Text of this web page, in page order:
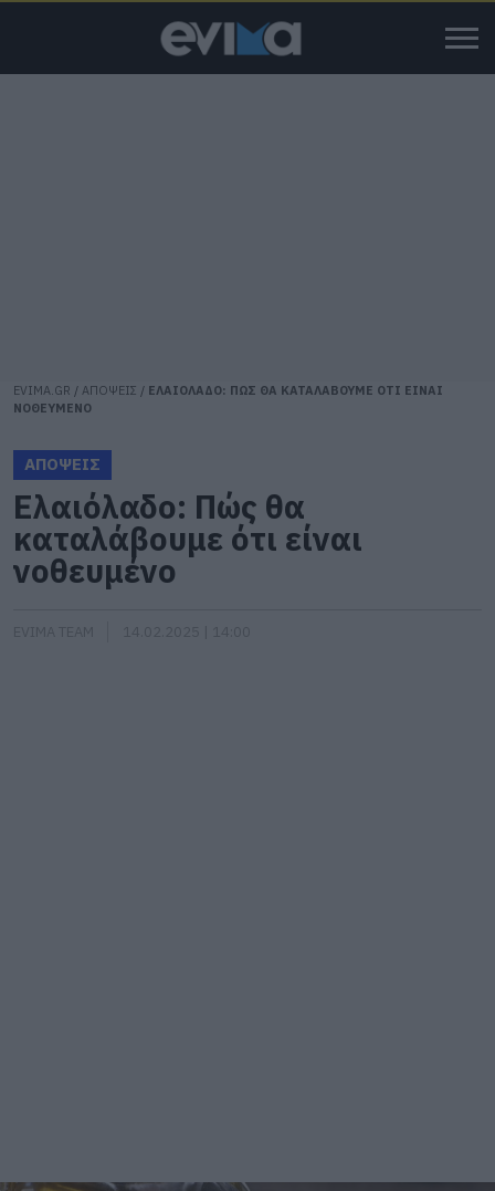
EVIMA.GR / ΑΠΟΨΕΙΣ / ΕΛΑΙΟΛΑΔΟ: ΠΩΣ ΘΑ ΚΑΤΑΛΑΒΟΥΜΕ ΟΤΙ ΕΙΝΑΙ
ΝΟΘΕΥΜΕΝΟ
ΑΠΟΨΕΙΣ
Ελαιόλαδο: Πώς θα
καταλάβουμε ότι είναι
νοθευμένο